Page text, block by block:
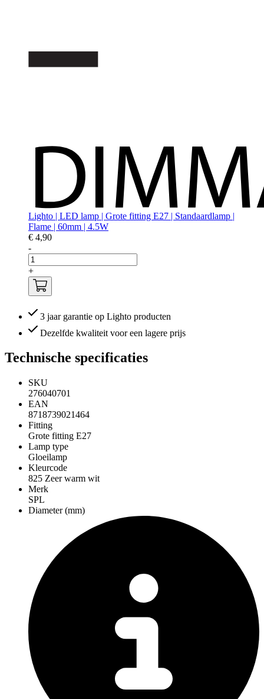
Lighto | LED lamp | Grote fitting E27 | Standaardlamp |
Flame | 60mm | 4.5W
€ 4,90
-
+
3 jaar garantie op Lighto producten
Dezelfde kwaliteit voor een lagere prijs
Technische specificaties
SKU
276040701
EAN
8718739021464
Fitting
Grote fitting E27
Lamp type
Gloeilamp
Kleurcode
825 Zeer warm wit
Merk
SPL
Diameter (mm)